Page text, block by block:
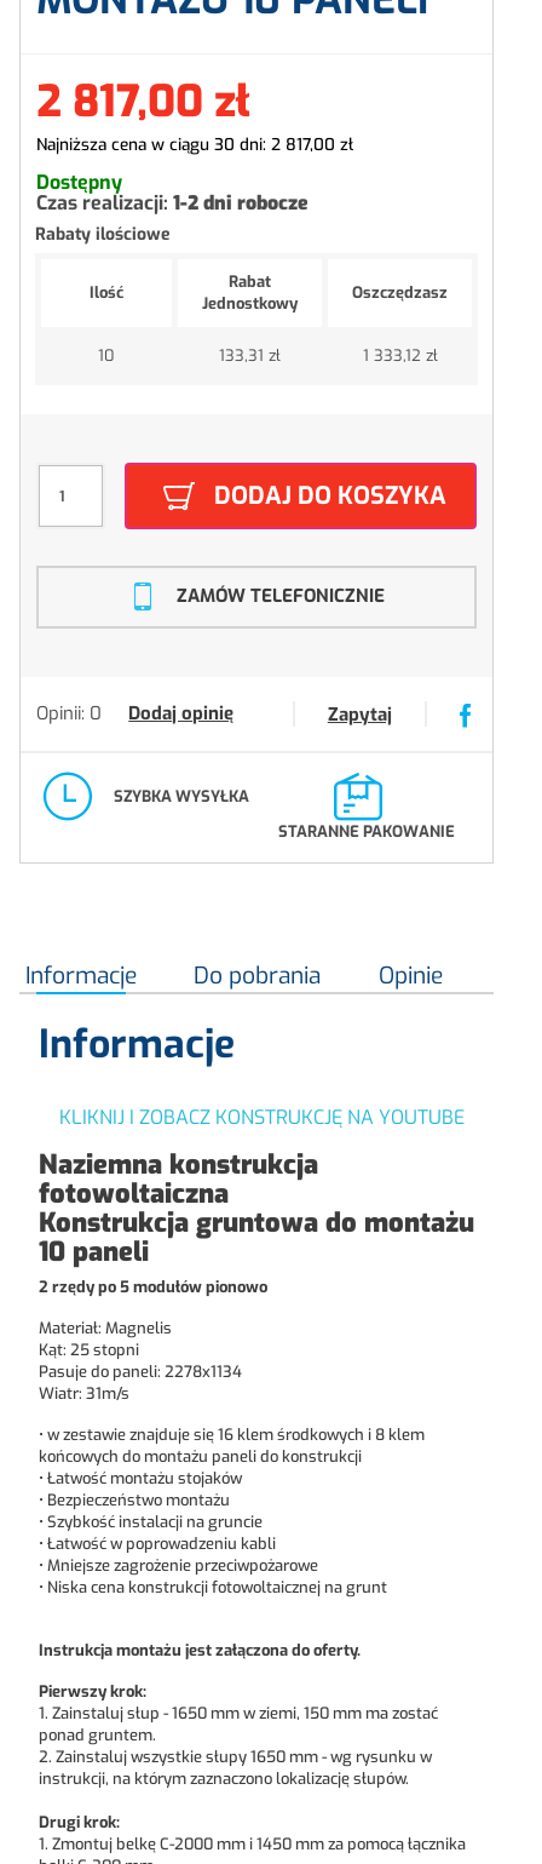
2 817,00 zł
Najniższa cena w ciągu 30 dni: 2 817,00 zł
Dostępny
Czas realizacji: 1-2 dni robocze
Rabaty ilościowe
Ilość
Rabat
Jednostkowy
Oszczędzasz
10 133,31 zł 1 333,12 zł
DODAJ DO KOSZYKA
ZAMÓW TELEFONICZNIE
Opinii: 0 Dodaj opinię Zapytaj
SZYBKA WYSYŁKA
STARANNE PAKOWANIE
Informacje Do pobrania Opinie
Informacje
KLIKNIJ I ZOBACZ KONSTRUKCJĘ NA YOUTUBE
Naziemna konstrukcja
fotowoltaiczna
Konstrukcja gruntowa do montażu
10 paneli
2 rzędy po 5 modułów pionowo
Materiał: Magnelis
Kąt: 25 stopni
Pasuje do paneli: 2278x1134
Wiatr: 31m/s
• w zestawie znajduje się 16 klem środkowych i 8 klem
końcowych do montażu paneli do konstrukcji
• Łatwość montażu stojaków
• Bezpieczeństwo montażu
• Szybkość instalacji na gruncie
• Łatwość w poprowadzeniu kabli
• Mniejsze zagrożenie przeciwpożarowe
• Niska cena konstrukcji fotowoltaicznej na grunt
Instrukcja montażu jest załączona do oferty.
Pierwszy krok:
1. Zainstaluj słup - 1650 mm w ziemi, 150 mm ma zostać
ponad gruntem.
2. Zainstaluj wszystkie słupy 1650 mm - wg rysunku w
instrukcji, na którym zaznaczono lokalizację słupów.
Drugi krok:
1. Zmontuj belkę C-2000 mm i 1450 mm za pomocą łącznika